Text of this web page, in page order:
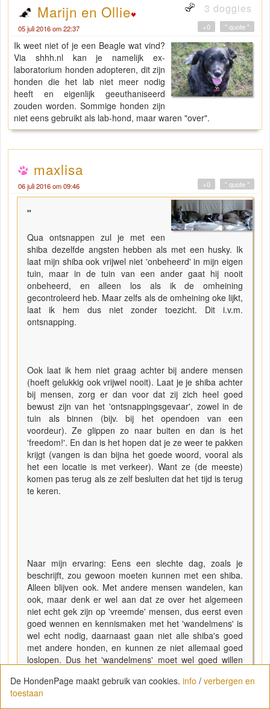
Marijn en Ollie 3 doggies
05 juli 2016 om 22:37 " quote "
+0
Ik weet niet of je een Beagle wat vind?
Via shhh.nl kan je namelijk ex-
laboratorium honden adopteren, dit zijn
honden die het lab niet meer nodig
heeft en eigenlijk geeuthaniseerd
zouden worden. Sommige honden zijn
niet eens gebruikt als lab-hond, maar waren "over".
maxlisa
06 juli 2016 om 09:46 " quote "
+0
"
Qua ontsnappen zul je met een
shiba dezelfde angsten hebben als met een husky. Ik
laat mijn shiba ook vrijwel niet 'onbeheerd' in mijn eigen
tuin, maar in de tuin van een ander gaat hij nooit
onbeheerd, en alleen los als ik de omheining
gecontroleerd heb. Maar zelfs als de omheining oke lijkt,
laat ik hem dus niet zonder toezicht. Dit i.v.m.
ontsnapping.
Ook laat ik hem niet graag achter bij andere mensen
(hoeft gelukkig ook vrijwel nooit). Laat je je shiba achter
bij mensen, zorg er dan voor dat zij zich heel goed
bewust zijn van het 'ontsnappingsgevaar', zowel in de
tuin als binnen (bijv. bij het opendoen van een
voordeur). Ze glippen zo naar buiten en dan is het
'freedom!'. En dan is het hopen dat je ze weer te pakken
krijgt (vangen is dan bijna het goede woord, vooral als
het een locatie is met verkeer). Want ze (de meeste)
komen pas terug als ze zelf besluiten dat het tijd is terug
te keren.
Naar mijn ervaring: Eens een slechte dag, zoals je
beschrijft, zou gewoon moeten kunnen met een shiba.
Alleen blijven ook. Met andere mensen wandelen, kan
ook, maar denk er wel aan dat ze over het algemeen
niet echt gek zijn op 'vreemde' mensen, dus eerst even
goed wennen en kennismaken met het 'wandelmens' is
wel echt nodig, daarnaast gaan niet alle shiba's goed
met andere honden, en kunnen ze niet allemaal goed
loslopen. Dus het 'wandelmens' moet wel goed willen
andere honden, etc. Met goede ervaringen en goed
aanleren kan de shiba op zich ook wel overal mee
De HondenPage maakt gebruik van cookies. info / verbergen en
toestaan